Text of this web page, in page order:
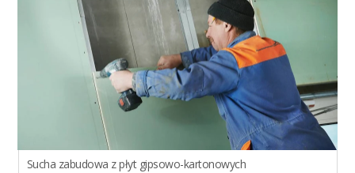
Sucha zabudowa z płyt gipsowo-kartonowych